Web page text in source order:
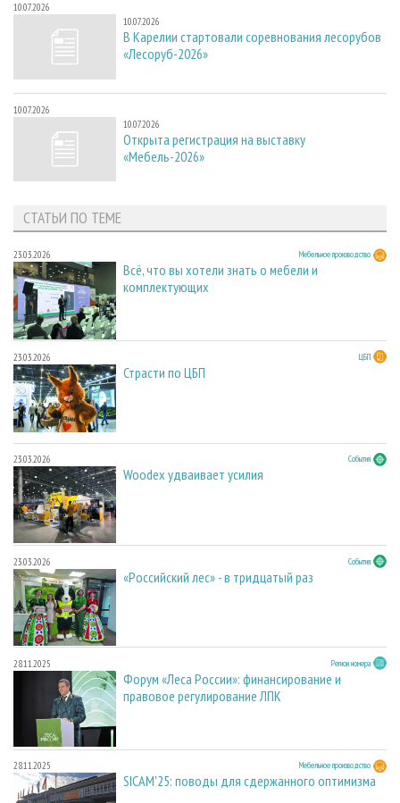
10.07.2026
10.07.2026
В Карелии стартовали соревнования лесорубов
«Лесоруб-2026»
10.07.2026
10.07.2026
Открыта регистрация на выставку
«Мебель-2026»
СТАТЬИ ПО ТЕМЕ
23.03.2026 Мебельное производство
Всё, что вы хотели знать о мебели и
комплектующих
23.03.2026 ЦБП
Страсти по ЦБП
23.03.2026 События
Woodex удваивает усилия
23.03.2026 События
«Российский лес» - в тридцатый раз
28.11.2025 Регион номера
Форум «Леса России»: финансирование и
правовое регулирование ЛПК
28.11.2025 Мебельное производство
SICAM'25: поводы для сдержанного оптимизма